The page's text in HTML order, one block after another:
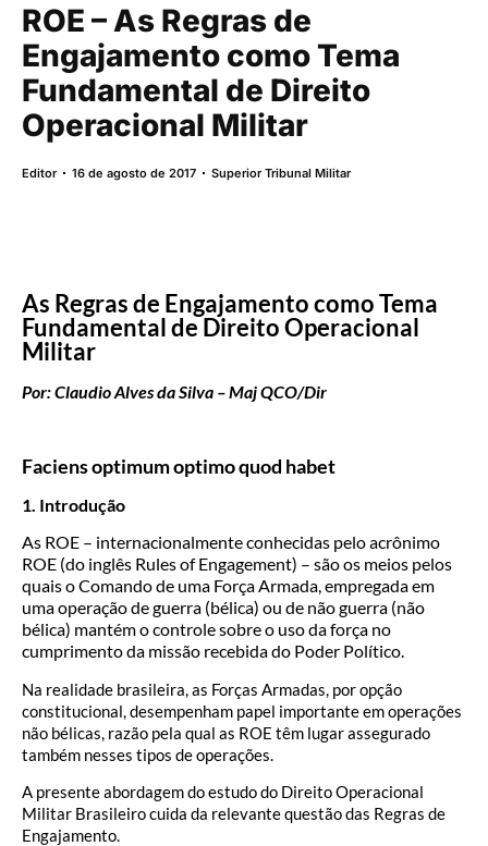
ROE – As Regras de
Engajamento como Tema
Fundamental de Direito
Operacional Militar
Editor 16 de agosto de 2017 Superior Tribunal Militar
As Regras de Engajamento como Tema
Fundamental de Direito Operacional
Militar
Por: Claudio Alves da Silva – Maj QCO/Dir
Faciens optimum optimo quod habet
1. Introdução
As ROE – internacionalmente conhecidas pelo acrônimo
ROE (do inglês Rules of Engagement) – são os meios pelos
quais o Comando de uma Força Armada, empregada em
uma operação de guerra (bélica) ou de não guerra (não
bélica) mantém o controle sobre o uso da força no
cumprimento da missão recebida do Poder Político.
Na realidade brasileira, as Forças Armadas, por opção
constitucional, desempenham papel importante em operações
não bélicas, razão pela qual as ROE têm lugar assegurado
também nesses tipos de operações.
A presente abordagem do estudo do Direito Operacional
Militar Brasileiro cuida da relevante questão das Regras de
Engajamento.